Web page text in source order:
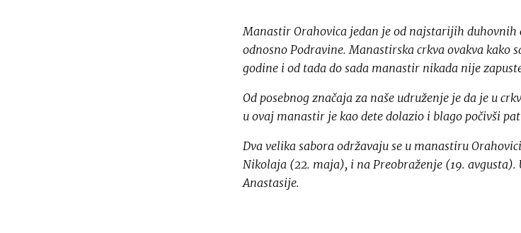
Manastir Orahovica jedan je od najstarijih duhovnih
odnosno Podravine. Manastirska crkva ovakva kako
godine i od tada do sada manastir nikada nije
Od posebnog značaja za naše udruženje je da je u
u ovaj manastir je kao dete dolazio i blago počivši
Dva velika sabora održavaju se u manastiru
Nikolaja (22. maja), i na Preobraženje (19. avgusta).
Anastasije.